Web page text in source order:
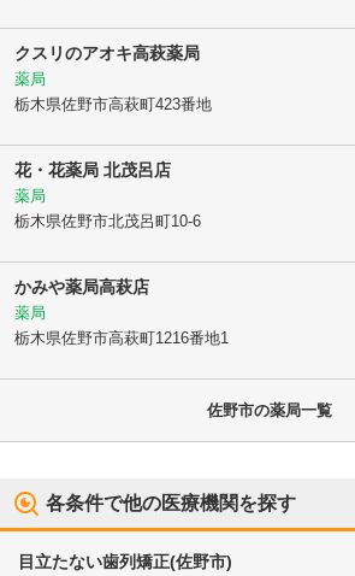
クスリのアオキ高萩薬局
薬局
栃木県佐野市高萩町423番地
花・花薬局 北茂呂店
薬局
栃木県佐野市北茂呂町10-6
かみや薬局高萩店
薬局
栃木県佐野市高萩町1216番地1
佐野市の薬局一覧
各条件で他の医療機関を探す
目立たない歯列矯正(佐野市)